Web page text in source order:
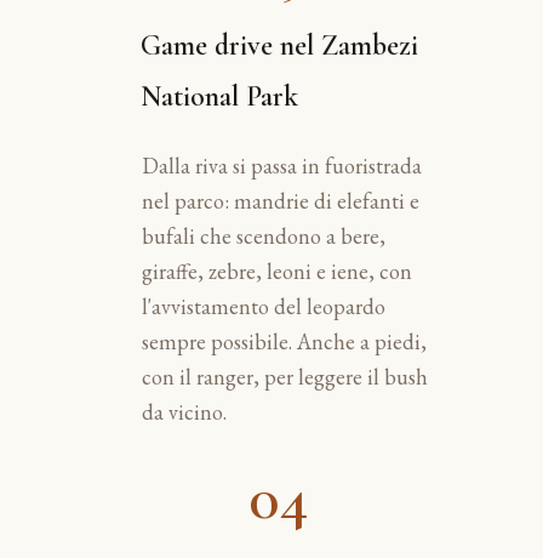
Game drive nel Zambezi
National Park
Dalla riva si passa in fuoristrada
nel parco: mandrie di elefanti e
bufali che scendono a bere,
giraffe, zebre, leoni e iene, con
l'avvistamento del leopardo
sempre possibile. Anche a piedi,
con il ranger, per leggere il bush
da vicino.
04